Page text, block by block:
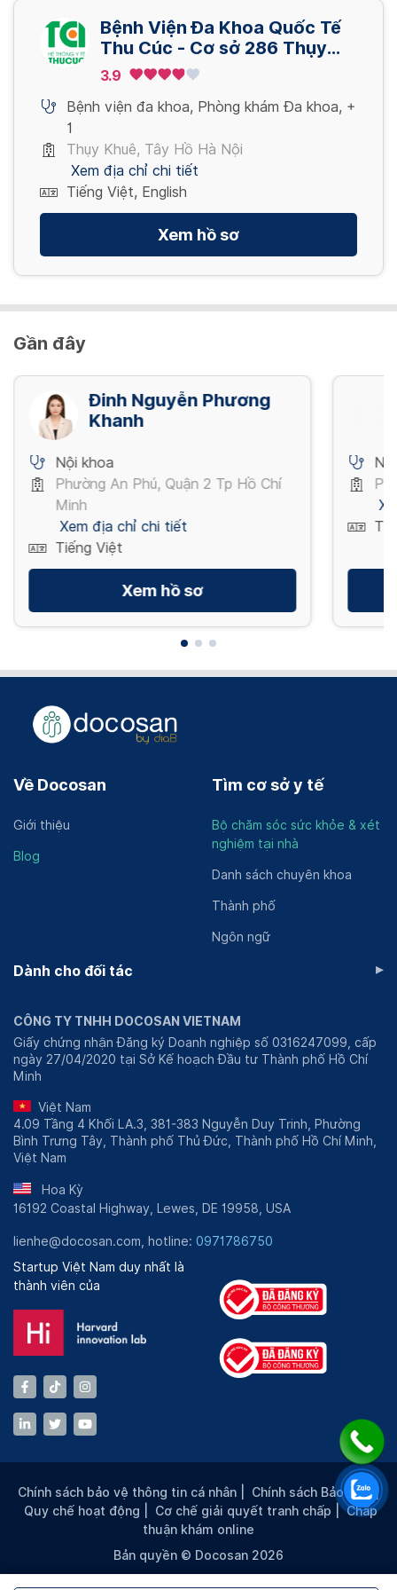
3,400,000 VND
Xem thêm
Nội soi dạ dày ống mềm có sinh thiết_ Lấy
mẫu bệnh phẩm XN. Test HP
Xem thêm
Gói khám – nam – khám sức khỏe tổng quát
định kỳ – nâng cao
3,200,000 VND
Gói khám – nam – khám sức khỏe tổng quát
định kỳ – nâng cao – cs2
4,621,000 VND
Bệnh Viện Đa Khoa Quốc Tế
Thu Cúc - Cơ sở 286 Thụy
Khuê - Tây Hồ - Hà Nội
3.9
Bệnh viện đa khoa, Phòng khám Đa khoa, +
1
Thụy Khuê, Tây Hồ Hà Nội
Xem địa chỉ chi tiết
Tiếng Việt, English
Xem hồ sơ
Gần đây
Đinh Nguyễn Phương
Khanh
Nội khoa
Phường An Phú, Quận 2 Tp Hồ Chí
Minh
Xem địa chỉ chi tiết
Tiếng Việt
Xem hồ sơ
Về Docosan
Giới thiệu
Blog
Tìm cơ sở y tế
Bộ chăm sóc sức khỏe & xét
nghiệm tại nhà
Danh sách chuyên khoa
Thành phố
Ngôn ngữ
Dành cho đối tác ▸
CÔNG TY TNHH DOCOSAN VIETNAM
Giấy chứng nhận Đăng ký Doanh nghiệp số 0316247099, cấp
ngày 27/04/2020 tại Sở Kế hoạch Đầu tư Thành phố Hồ Chí
Minh
Việt Nam
4.09 Tầng 4 Khối LA.3, 381-383 Nguyễn Duy Trinh, Phường
Bình Trưng Tây, Thành phố Thủ Đức, Thành phố Hồ Chí Minh,
Việt Nam
Hoa Kỳ
16192 Coastal Highway, Lewes, DE 19958, USA
lienhe@docosan.com, hotline: 0971786750
Startup Việt Nam duy nhất là
thành viên của
Chính sách bảo vệ thông tin cá nhân Chính sách Bảo mật |
Quy chế hoạt động
Cơ chế giải quyết tranh chấp |Chấp
thuận khám online
Bản quyền © Docosan 2026